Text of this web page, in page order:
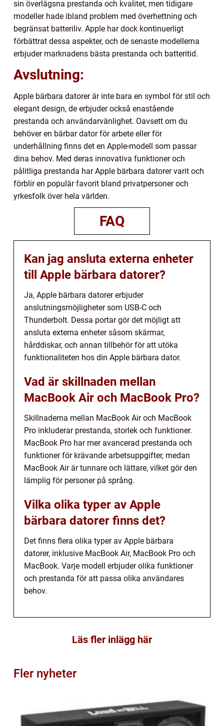
sin överlägsna prestanda och kvalitet, men tidigare
modeller hade ibland problem med överhettning och
begränsat batteriliv. Apple har dock kontinuerligt
förbättrat dessa aspekter, och de senaste modellerna
erbjuder marknadens bästa prestanda och batteritid.
Avslutning:
Apple bärbara datorer är inte bara en symbol för stil och
elegant design, de erbjuder också enastående
prestanda och användarvänlighet. Oavsett om du
behöver en bärbar dator för arbete eller för
underhållning finns det en Apple-modell som passar
dina behov. Med deras innovativa funktioner och
pålitliga prestanda har Apple bärbara datorer varit och
förblir en populär favorit bland privatpersoner och
yrkesfolk över hela världen.
FAQ
Kan jag ansluta externa enheter
till Apple bärbara datorer?
Ja, Apple bärbara datorer erbjuder
anslutningsmöjligheter som USB-C och
Thunderbolt. Dessa portar gör det möjligt att
ansluta externa enheter såsom skärmar,
hårddiskar, och annan tillbehör för att utöka
funktionaliteten hos din Apple bärbara dator.
Vad är skillnaden mellan
MacBook Air och MacBook Pro?
Skillnaderna mellan MacBook Air och MacBook
Pro inkluderar prestanda, storlek och funktioner.
MacBook Pro har mer avancerad prestanda och
funktioner för krävande arbetsuppgifter, medan
MacBook Air är tunnare och lättare, vilket gör den
lämplig för personer på språng.
Vilka olika typer av Apple
bärbara datorer finns det?
Det finns flera olika typer av Apple bärbara
datorer, inklusive MacBook Air, MacBook Pro och
MacBook. Varje modell erbjuder olika funktioner
och prestanda för att passa olika användares
behov.
Läs fler inlägg här
Fler nyheter